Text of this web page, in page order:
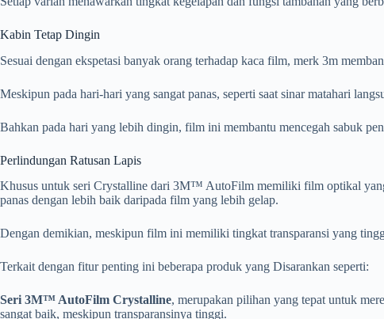
Kabin Tetap Dingin
Sesuai dengan ekspetasi banyak orang terhadap kaca film, merk 3m
Meskipun pada hari-hari yang sangat panas, seperti saat sinar matahari
Bahkan pada hari yang lebih dingin, film ini membantu mencegah sabuk
Perlindungan Ratusan Lapis
Khusus untuk seri Crystalline dari 3M™ AutoFilm memiliki film optikal
panas dengan lebih baik daripada film yang lebih gelap.
Dengan demikian, meskipun film ini memiliki tingkat transparansi yang
Terkait dengan fitur penting ini beberapa produk yang Disarankan seperti:
Seri 3M™ AutoFilm Crystalline, merupakan pilihan yang tepat untuk
sangat baik, meskipun transparansinya tinggi.